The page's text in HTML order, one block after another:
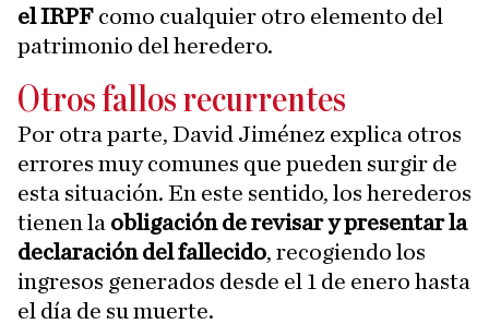
el IRPF como cualquier otro elemento del
patrimonio del heredero.
Otros fallos recurrentes
Por otra parte, David Jiménez explica otros
errores muy comunes que pueden surgir de
esta situación. En este sentido, los herederos
tienen la obligación de revisar y presentar la
declaración del fallecido, recogiendo los
ingresos generados desde el 1 de enero hasta
el día de su muerte.